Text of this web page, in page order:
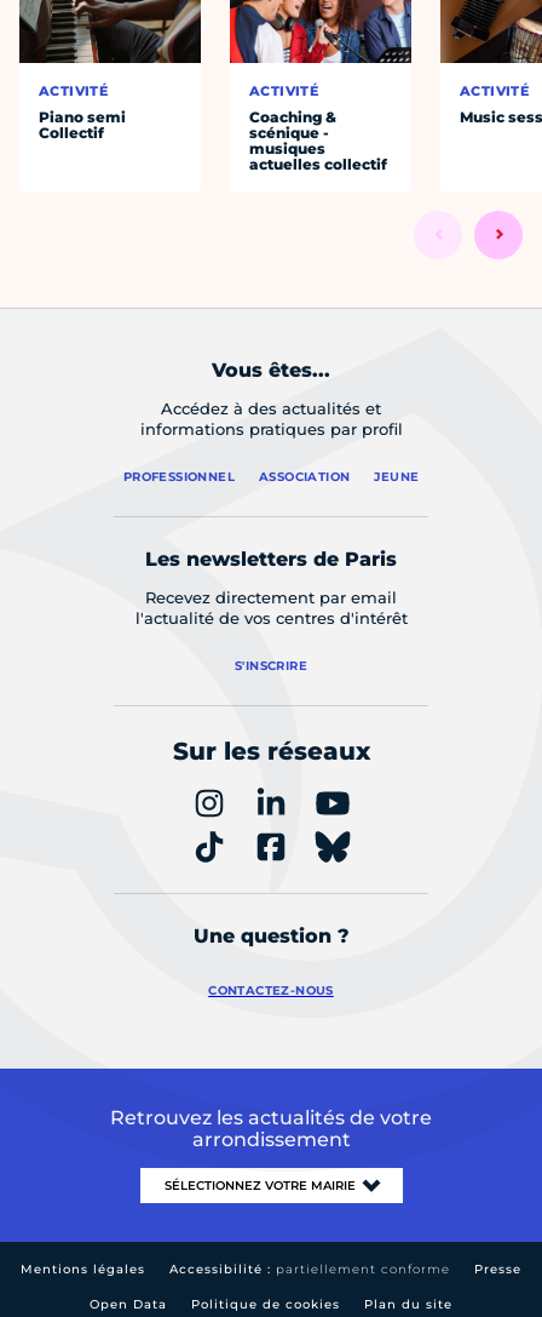
ACTIVITÉ
Piano semi
Collectif
ACTIVITÉ
Coaching &
scénique -
musiques
actuelles collectif
ACTIVITÉ
Music
Vous êtes...
Accédez à des actualités et
informations pratiques par profil
PROFESSIONNEL ASSOCIATION JEUNE
Les newsletters de Paris
Recevez directement par email
l'actualité de vos centres d'intérêt
S'INSCRIRE
Sur les réseaux
Une question ?
CONTACTEZ-NOUS
Retrouvez les actualités de votre
arrondissement
Mentions légales Accessibilité : partiellement conforme Presse
Open Data Politique de cookies Plan du site